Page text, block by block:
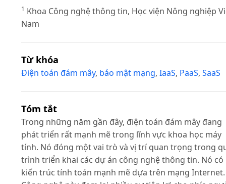
1 Khoa Công nghệ thông tin, Học viện Nông nghiệp
Nam
Từ khóa
Điện toán đám mây, bảo mật mạng, IaaS, PaaS, SaaS
Tóm tắt
Trong những năm gần đây, điện toán đám mây đang
phát triển rất mạnh mẽ trong lĩnh vực khoa học máy
tính. Nó đóng một vai trò và vị trí quan trọng trong
trình triển khai các dự án công nghệ thông tin. Nó có
kiến trúc tính toán mạnh mẽ dựa trên mạng Internet.